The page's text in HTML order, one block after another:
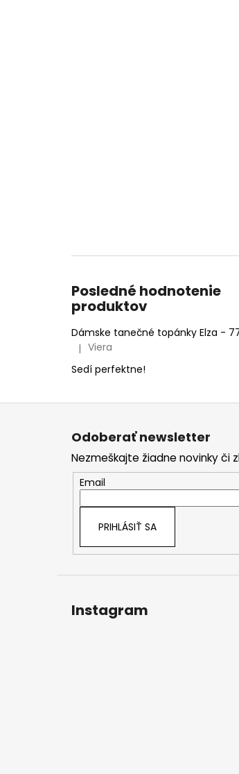
Posledné hodnotenie
produktov
Hodnotenie produktu je 5 z 5
| Viera
Sedí perfektne!
Z
Odoberať newsletter
Nezmeškajte žiadne novinky či
Email
PRIHLÁSIŤ SA
Instagram